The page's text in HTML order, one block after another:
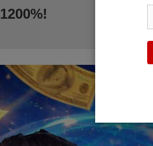
1200%!